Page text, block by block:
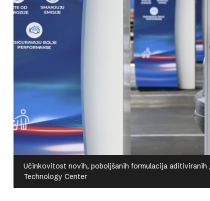
Učinkovitost novih, poboljšanih formulacija
Technology Center